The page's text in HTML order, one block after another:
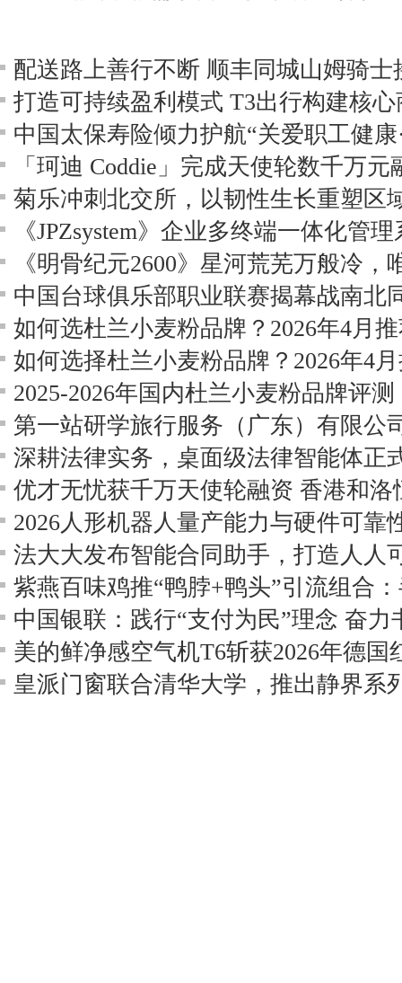
打造可持续盈利模式 T3出行构建核
中国太保寿险倾力护航“关爱职工健
「珂迪 Coddie」完成天使轮数千万
菊乐冲刺北交所，以韧性生长重塑区
《JPZsystem》企业多终端一体化管
《明骨纪元2600》星河荒芜万般冷，
深耕法律实务，桌面级法律智能体正
法大大发布智能合同助手，打造人人
中国银联：践行“支付为民”理念 奋力
皇派门窗联合清华大学，推出静界系